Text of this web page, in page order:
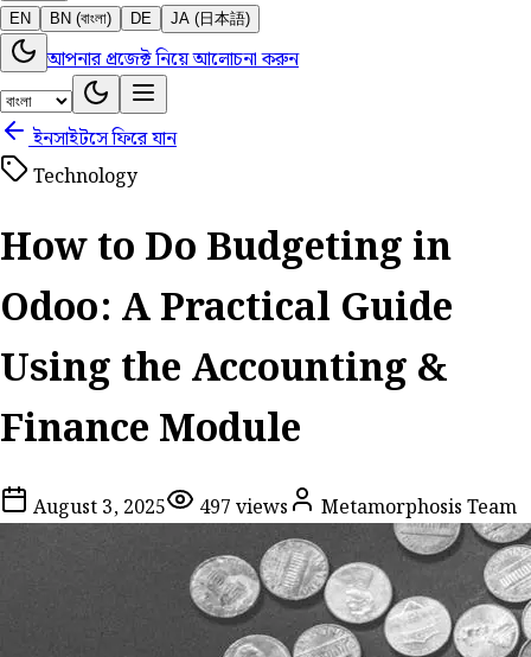
EN
BN (বাংলা) DE JA (日本語)
আপনার প্রজেক্ট নিয়ে আলোচনা করুন
ইনসাইটসে ফিরে যান
Technology
How to Do Budgeting in
Odoo: A Practical Guide
Using the Accounting &
Finance Module
August 3, 2025 497 views Metamorphosis Team